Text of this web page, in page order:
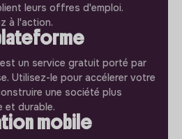
leurs offres d'emploi.
à l'action.
un service gratuit porté par
Utilisez-le pour accélerer votre
une société plus
et durable.
mobile